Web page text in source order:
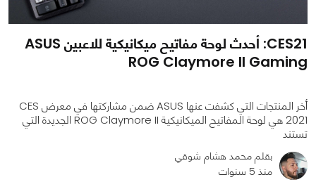
2829
CES21: أحدث لوحة مفاتيح ميكانيكية للاعبين ASUS
ROG Claymore II Gaming
أخر المنتجات التي كشفت عنها ASUS ضمن مشاركتها في معرض CES
2021 هي لوحة المفاتيح الميكانيكية ROG Claymore II الجديدة التي
تستند
بقلم محمد هشام شوقي
منذ 5 سنوات